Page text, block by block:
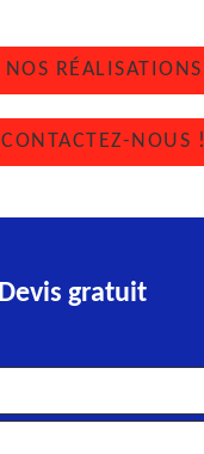
NOS RÉALISATIONS
CONTACTEZ-NOUS !
Devis gratuit